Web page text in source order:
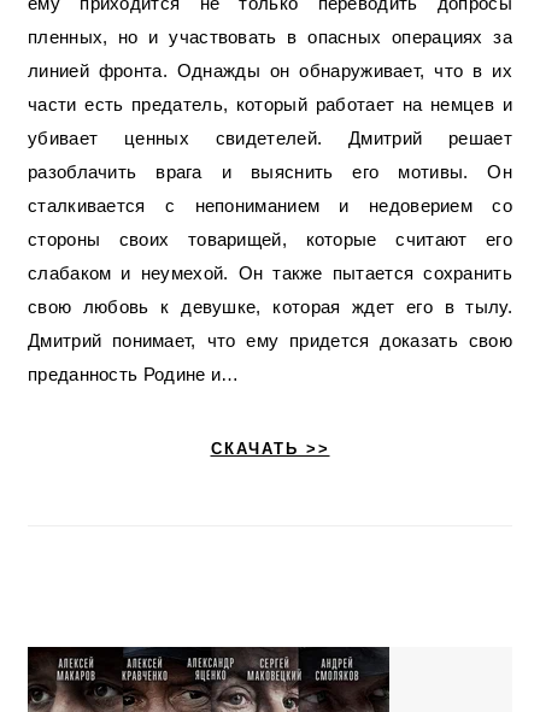
пленных, но и участвовать в опасных операциях за
линией фронта. Однажды он обнаруживает, что в их
части есть предатель, который работает на немцев и
убивает ценных свидетелей. Дмитрий решает
разоблачить врага и выяснить его мотивы. Он
сталкивается с непониманием и недоверием со
стороны своих товарищей, которые считают его
слабаком и неумехой. Он также пытается сохранить
свою любовь к девушке, которая ждет его в тылу.
Дмитрий понимает, что ему придется доказать свою
преданность Родине и…
СКАЧАТЬ >>